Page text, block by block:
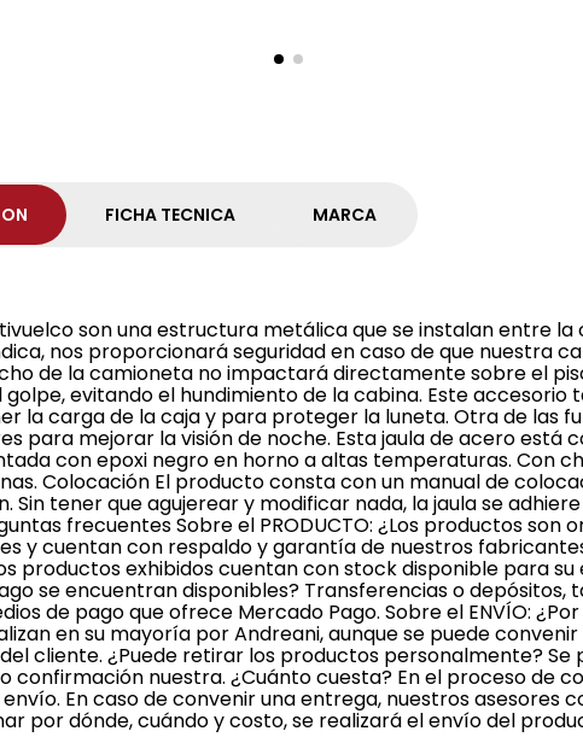
FICHA TECNICA MARCA
son una estructura metálica que se instalan entre
nos proporcionará seguridad en caso de que nuestra
de la camioneta no impactará directamente sobre el
evitando el hundimiento de la cabina. Este
la carga de la caja y para proteger la luneta. Otra de las
para mejorar la visión de noche. Esta jaula de acero
con epoxi negro en horno a altas temperaturas. Con
Colocación El producto consta con un manual de
Sin tener que agujerear y modificar nada, la jaula se
frecuentes Sobre el PRODUCTO: ¿Los productos son
y cuentan con respaldo y garantía de nuestros
productos exhibidos cuentan con stock disponible para
se encuentran disponibles? Transferencias o
de pago que ofrece Mercado Pago. Sobre el ENVÍO:
en su mayoría por Andreani, aunque se puede
cliente. ¿Puede retirar los productos personalmente?
confirmación nuestra. ¿Cuánto cuesta? En el proceso de
En caso de convenir una entrega, nuestros asesores
por dónde, cuándo y costo, se realizará el envío del